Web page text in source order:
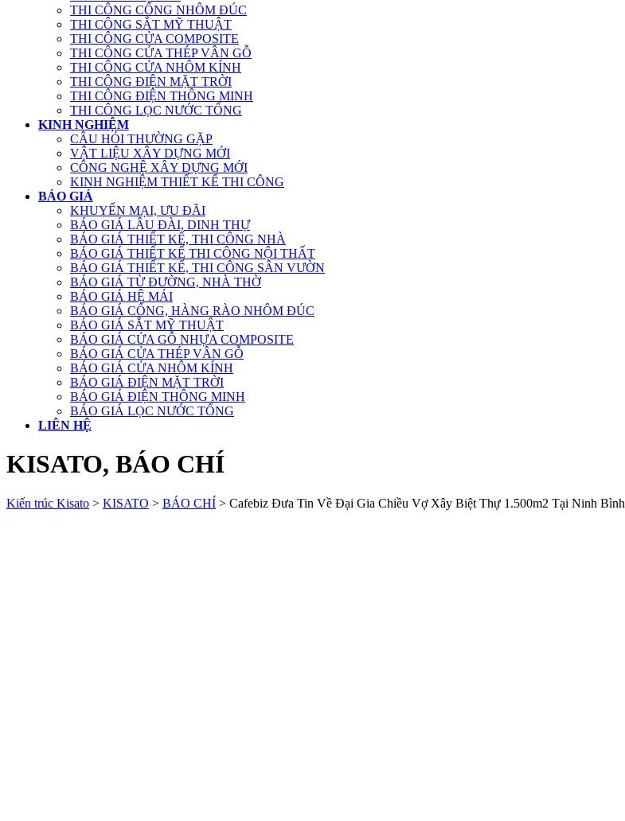
THI CÔNG CỔNG NHÔM ĐÚC
THI CÔNG SẮT MỸ THUẬT
THI CÔNG CỬA COMPOSITE
THI CÔNG CỬA THÉP VÂN GỖ
THI CÔNG CỬA NHÔM KÍNH
THI CÔNG ĐIỆN MẶT TRỜI
THI CÔNG ĐIỆN THÔNG MINH
THI CÔNG LỌC NƯỚC TỔNG
KINH NGHIỆM
CÂU HỎI THƯỜNG GẶP
VẬT LIỆU XÂY DỰNG MỚI
CÔNG NGHỆ XÂY DỰNG MỚI
KINH NGHIỆM THIẾT KẾ THI CÔNG
BÁO GIÁ
KHUYẾN MẠI, ƯU ĐÃI
BÁO GIÁ LÂU ĐÀI, DINH THỰ
BÁO GIÁ THIẾT KẾ, THI CÔNG NHÀ
BÁO GIÁ THIẾT KẾ THI CÔNG NỘI THẤT
BÁO GIÁ THIẾT KẾ, THI CÔNG SÂN VƯỜN
BÁO GIÁ TỪ ĐƯỜNG, NHÀ THỜ
BÁO GIÁ HỆ MÁI
BÁO GIÁ CỔNG, HÀNG RÀO NHÔM ĐÚC
BÁO GIÁ SẮT MỸ THUẬT
BÁO GIÁ CỬA GỖ NHỰA COMPOSITE
BÁO GIÁ CỬA THÉP VÂN GỖ
BÁO GIÁ CỬA NHÔM KÍNH
BÁO GIÁ ĐIỆN MẶT TRỜI
BÁO GIÁ ĐIỆN THÔNG MINH
BÁO GIÁ LỌC NƯỚC TỔNG
LIÊN HỆ
KISATO, BÁO CHÍ
Kiến trúc Kisato > KISATO > BÁO CHÍ > Cafebiz Đưa Tin Về Đại Gia Chiều Vợ Xây Biệt Thự 1.500m2 Tại Ninh Bình